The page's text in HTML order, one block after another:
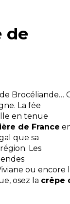
de
Brocéliande…
La fée
en tenue
de France
que sa
Les
ou encore
osez la crêpe